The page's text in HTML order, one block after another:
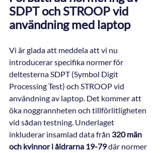
SDPT och STROOP vid
användning med laptop
Vi är glada att meddela att vi nu
introducerar specifika normer för
deltesterna SDPT (Symbol Digit
Processing Test) och STROOP vid
användning av laptop. Det kommer att
öka noggrannheten och tillförlitligheten
vid sådan testning. Underlaget
inkluderar insamlad data från 320 män
och kvinnor i åldrarna 19-79 där normer